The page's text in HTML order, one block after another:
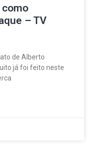
como
– TV
de Alberto
já foi feito neste